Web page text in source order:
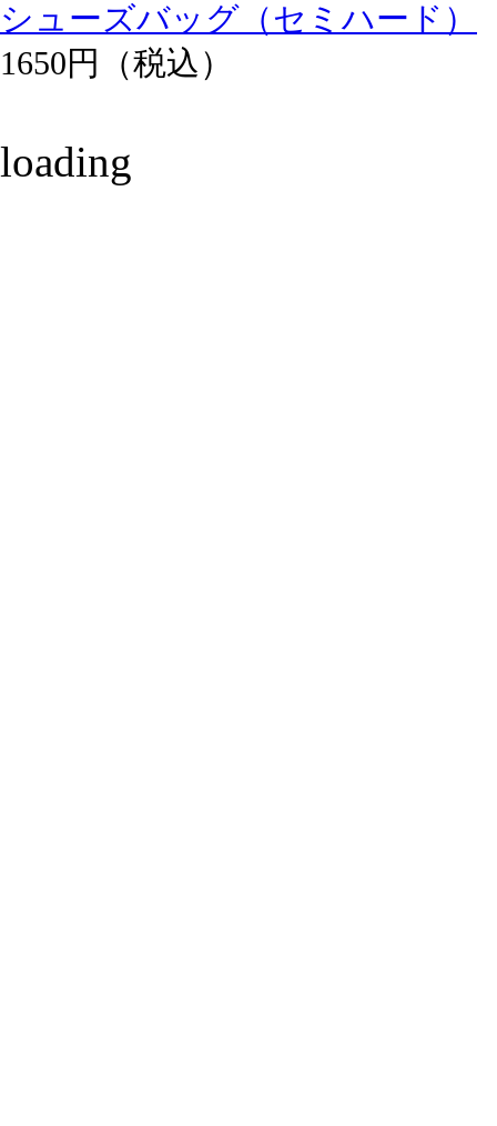
シューズバッグ（セミハード）
1650円（税込）
loading